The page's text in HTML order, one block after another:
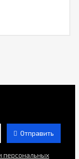
Отправить
персональных